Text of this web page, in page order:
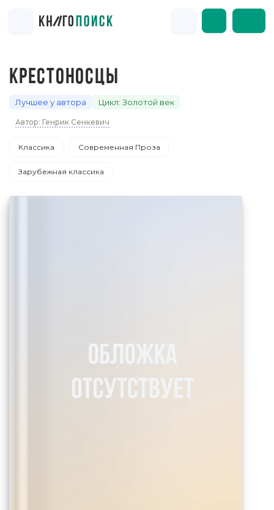
КРЕСТОНОСЦЫ
Лучшее у автора Цикл: Золотой век
Автор: Генрик Сенкевич
Классика Современная Проза
Зарубежная классика